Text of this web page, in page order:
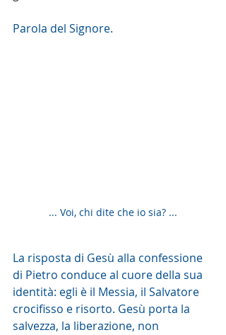
Parola del Signore.
... Voi, chi dite che io sia? ...
La risposta di Gesù alla confessione
di Pietro conduce al cuore della sua
identità: egli è il Messia, il Salvatore
crocifisso e risorto. Gesù porta la
salvezza, la liberazione, non